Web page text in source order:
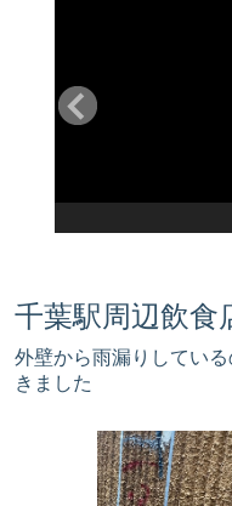
千葉駅周辺飲食
外壁から雨漏りしてい
きました